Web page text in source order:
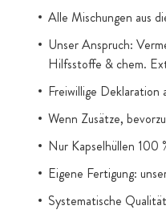
Alle Mischungen aus
Unser Anspruch:
Hilfsstoffe & chem.
Freiwillige
Wenn Zusätze,
Nur Kapselhüllen 100
Eigene Fertigung:
Systematische